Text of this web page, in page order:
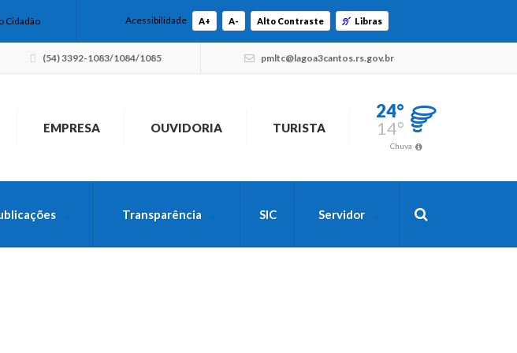
Cidadão Acessibilidade A+ A- Alto Contraste Libras
(54) 3392-1083/1084/1085 pmltc@lagoa3cantos.rs.gov.br
EMPRESA OUVIDORIA TURISTA
24°
14°
Chuva
Transparência SIC Servidor